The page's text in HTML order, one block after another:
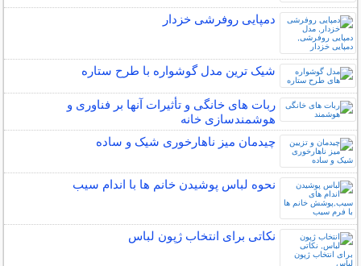
دمپایی روفرشی خزدار
شیک ترین مدل گوشواره با طرح ستاره
ربات ‌های خانگی و تأثیرات آنها بر فناوری و
هوشمندسازی خانه
چیدمان میز ناهارخوری شیک و ساده
نحوه لباس پوشیدن خانم ها با اندام سیب
نکاتی برای انتخاب ژپون لباس